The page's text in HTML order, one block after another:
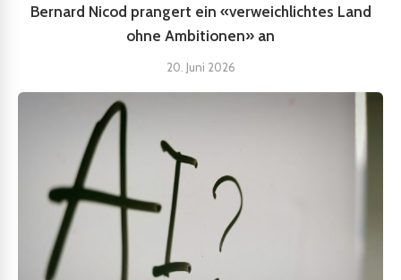
Bernard Nicod prangert ein «verweichlichtes Land
ohne Ambitionen» an
20. Juni 2026